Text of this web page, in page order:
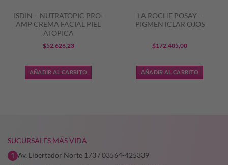
ISDIN – NUTRATOPIC PRO-
AMP CREMA FACIAL PIEL
ATOPICA
$52.626,23
AÑADIR AL CARRITO
LA ROCHE POSAY –
PIGMENTCLAR OJOS
$172.405,00
AÑADIR AL CARRITO
SUCURSALES MÁS VIDA
Av. Libertador Norte 173 / 03564-425339